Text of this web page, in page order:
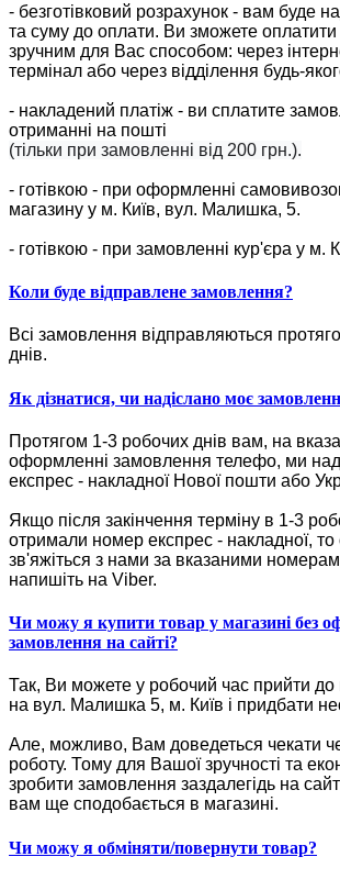
- безготівковий розрахунок - вам буде
та суму до оплати. Ви зможете оплатити
зручним для Вас способом: через
термінал або через відділення будь-
- накладений платіж - ви сплатите
отриманні на пошті
(тільки при замовленні від 200 грн.).
- готівкою - при оформленні
магазину у м. Київ, вул. Малишка, 5.
- готівкою - при замовленні кур'єра у м.
Коли буде відправлене замовлення?
Всі замовлення відправляються
днів.
Як дізнатися, чи надіслано моє
Протягом 1-3 робочих днів вам, на
оформленні замовлення телефо, ми
експрес - накладної Нової пошти або
Якщо після закінчення терміну в 1-3
отримали номер експрес - накладної, то
зв'яжіться з нами за вказаними
напишіть на Viber.
Чи можу я купити товар у магазині без
замовлення на сайті?
Так, Ви можете у робочий час прийти
на вул. Малишка 5, м. Київ і придбати
Але, можливо, Вам доведеться чекати
роботу. Тому для Вашої зручності та
зробити замовлення заздалегідь на
вам ще сподобається в магазині.
Чи можу я обміняти/повернути товар?